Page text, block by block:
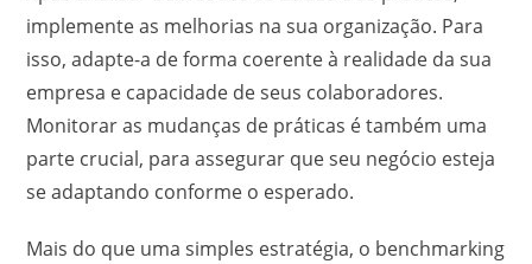
implemente as melhorias na sua organização. Para
isso, adapte-a de forma coerente à realidade da sua
empresa e capacidade de seus colaboradores.
Monitorar as mudanças de práticas é também uma
parte crucial, para assegurar que seu negócio esteja
se adaptando conforme o esperado.
Mais do que uma simples estratégia, o benchmarking